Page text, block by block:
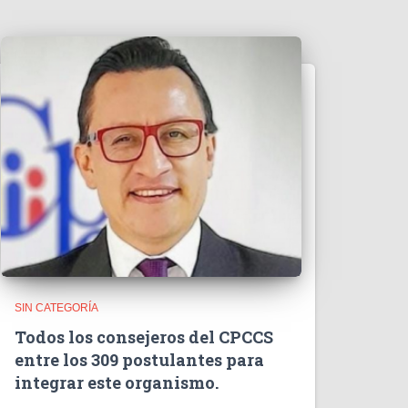
SIN CATEGORÍA
Todos los consejeros del CPCCS
entre los 309 postulantes para
integrar este organismo.